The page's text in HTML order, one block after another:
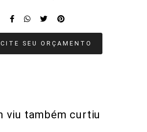
SEU ORÇAMENTO
viu também curtiu